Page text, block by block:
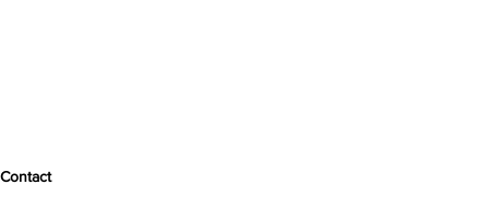
Contact